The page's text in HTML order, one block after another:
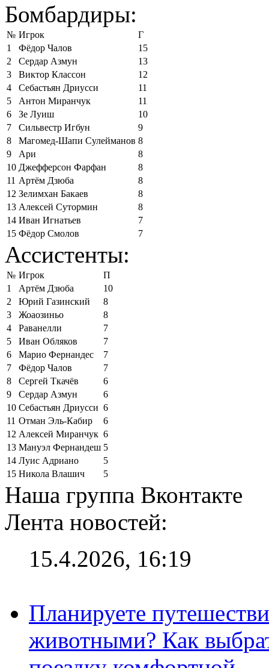
Бомбардиры:
№ Игрок
Г
1
Фёдор Чалов
15
2
Сердар Азмун
13
3
Виктор Классон
12
4
Себастьян Дриусси
11
5
Антон Миранчук
11
6
Зе Луиш
10
7
Сильвестр Игбун
9
8
Магомед-Шапи Сулейманов 8
9
Ари
8
10 Джефферсон Фарфан
8
11 Артём Дзюба
8
12 Зелимхан Бакаев
8
13 Алексей Сутормин
8
14 Иван Игнатьев
7
15 Фёдор Смолов 7
Ассистенты:
№ Игрок
П
1
Артём Дзюба
10
2
Юрий Газинский
8
3
Жоаозиньо
8
4
Раванелли
7
5
Иван Обляков
7
6
Марио Фернандес
7
7
Фёдор Чалов
7
8
Сергей Ткачёв
6
9
Сердар Азмун
6
10 Себастьян Дриусси 6
11 Отман Эль-Кабир
6
12 Алексей Миранчук 6
13 Мануэл Фернандеш 5
14 Луис Адриано
5
15 Никола Влашич 5
Наша группа Вконтакте
Лента новостей:
15.4.2026, 16:19
Планируете
животными? Как